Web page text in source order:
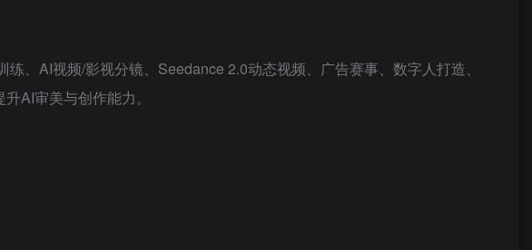
、AI视频/影视分镜、Seedance 2.0动态视频、广告赛事、数字人打造、
AI审美与创作能力。